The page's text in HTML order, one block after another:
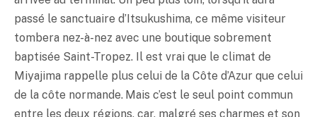
passé le sanctuaire d’Itsukushima, ce même visiteur
tombera nez-à-nez avec une boutique sobrement
baptisée Saint-Tropez. Il est vrai que le climat de
Miyajima rappelle plus celui de la Côte d’Azur que celui
de la côte normande. Mais c’est le seul point commun
entre les deux régions, car, malgré ses charmes et son